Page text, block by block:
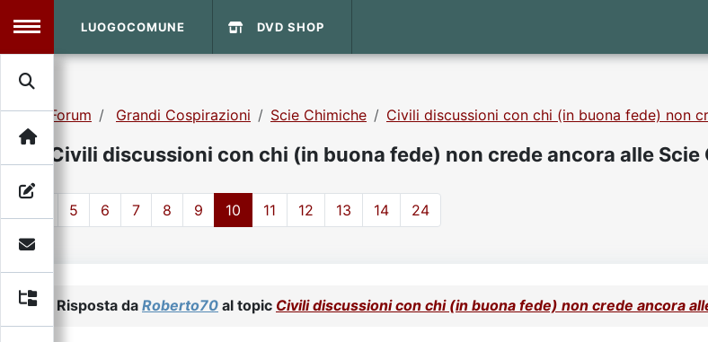
MENU
Search
DVD Shop
Info Sito
Login
Vecchio Sito
LUOGOCOMUNE DVD SHOP
Forum Grandi Cospirazioni Scie Chimiche Civili discussioni con chi (in buona fede) non
Civili discussioni con chi (in buona fede) non crede ancora alle Scie
5 6 7 8 9 10 11 12 13 14 24
Risposta da Roberto70 al topic Civili discussioni con chi (in buona fede) non crede ancora